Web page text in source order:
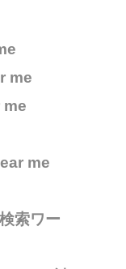
me
me
索ワー